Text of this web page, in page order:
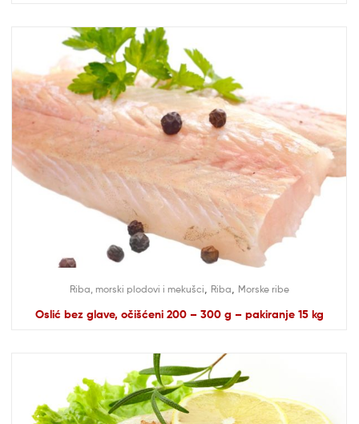
Riba, morski plodovi i mekušci Riba Morske ribe
Oslić bez glave, očišćeni 200 – 300 g – pakiranje 15 kg